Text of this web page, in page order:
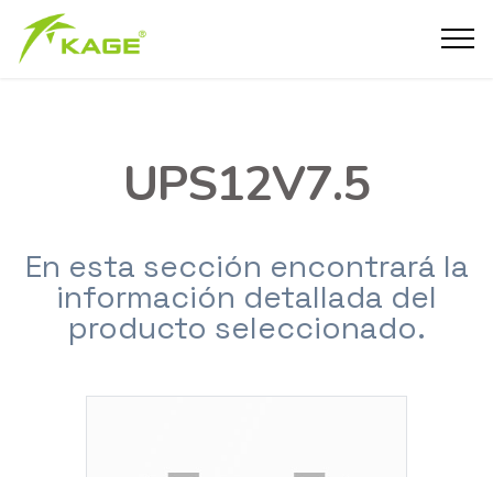
UPS12V7.5
En esta sección encontrará la
información detallada del
producto seleccionado.